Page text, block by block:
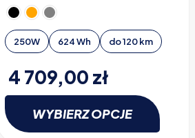
250W 624 Wh do 120 km
4 709,00 zł
WYBIERZ OPCJE